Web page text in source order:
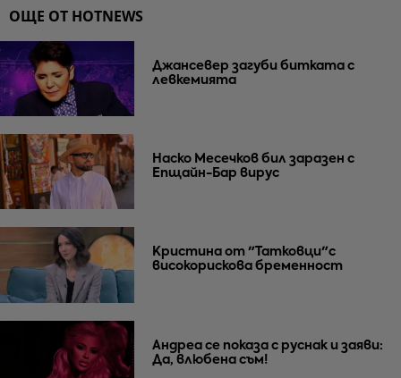
ОЩЕ ОТ HOTNEWS
Джансевер загуби битката с
левкемията
Наско Месечков бил заразен с
Епщайн-Бар вирус
Кристина от "Татковци"с
високорискова бременност
Андреа се показа с руснак и заяви:
Да, влюбена съм!